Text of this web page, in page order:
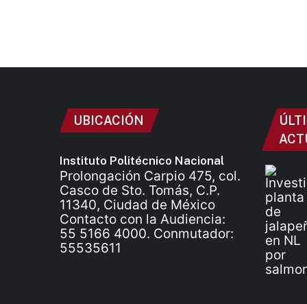
UBICACIÓN
Instituto Politécnico Nacional
Prolongación Carpio 475, col.
Casco de Sto. Tomás, C.P.
11340, Ciudad de México
Contacto con la Audiencia:
55 5166 4000. Conmutador:
55535611